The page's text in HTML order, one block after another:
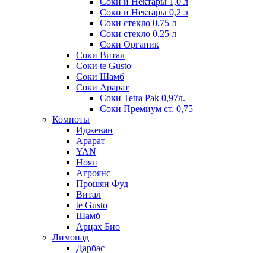
Соки и Нектары 0,2 л
Соки стекло 0,75 л
Соки стекло 0,25 л
Соки Органик
Соки Витал
Соки te Gusto
Соки Шамб
Соки Арарат
Соки Tetra Pak 0,97л.
Соки Премиум ст. 0,75
Компоты
Иджеван
Арарат
YAN
Ноян
Агроянс
Прошян Фуд
Витал
te Gusto
Шамб
Арцах Био
Лимонад
Дарбас